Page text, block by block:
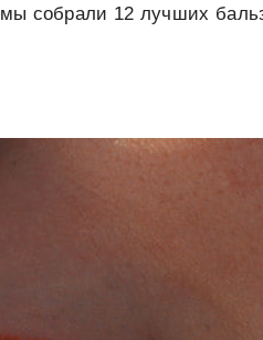
мы собрали 12 лучших